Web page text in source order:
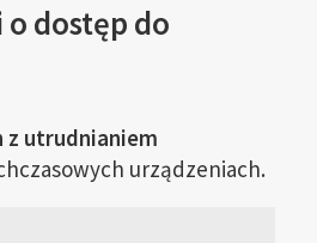
dostęp do
z utrudnianiem
urządzeniach.